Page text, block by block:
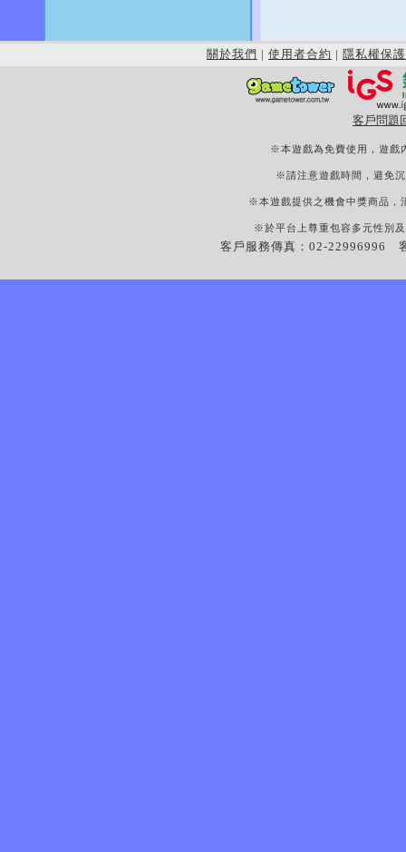
關於我們 | 使用者合約 | 隱私權保護
客戶問題
※本遊戲為免費使用，遊戲
※請注意遊戲時間，避免
※本遊戲提供之機會中獎商品，
※於平台上尊重包容多元性別
客戶服務傳真：02-22996996